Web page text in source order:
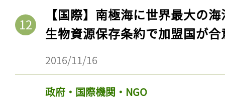
【国際】南極海に世界最大の
生物資源保存条約で加盟国が合
2016/11/16
政府・国際機関・NGO